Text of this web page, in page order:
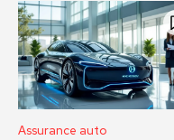
Assurance auto